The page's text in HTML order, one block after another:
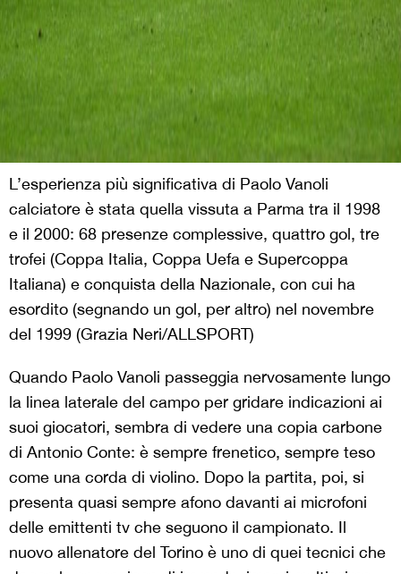
L’esperienza più significativa di Paolo Vanoli
calciatore è stata quella vissuta a Parma tra il 1998
e il 2000: 68 presenze complessive, quattro gol, tre
trofei (Coppa Italia, Coppa Uefa e Supercoppa
Italiana) e conquista della Nazionale, con cui ha
esordito (segnando un gol, per altro) nel novembre
del 1999 (Grazia Neri/ALLSPORT)
Quando Paolo Vanoli passeggia nervosamente lungo
la linea laterale del campo per gridare indicazioni ai
suoi giocatori, sembra di vedere una copia carbone
di Antonio Conte: è sempre frenetico, sempre teso
come una corda di violino. Dopo la partita, poi, si
presenta quasi sempre afono davanti ai microfoni
delle emittenti tv che seguono il campionato. Il
nuovo allenatore del Torino è uno di quei tecnici che